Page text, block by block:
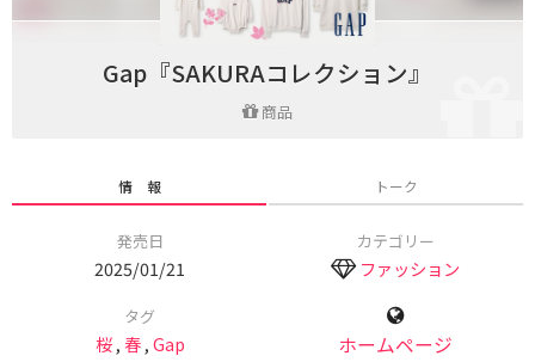
Gap『SAKURAコレクション』
商品
情 報 トーク
発売日
2025/01/21
カテゴリー
ファッション
タグ
桜, 春,Gap ホームページ